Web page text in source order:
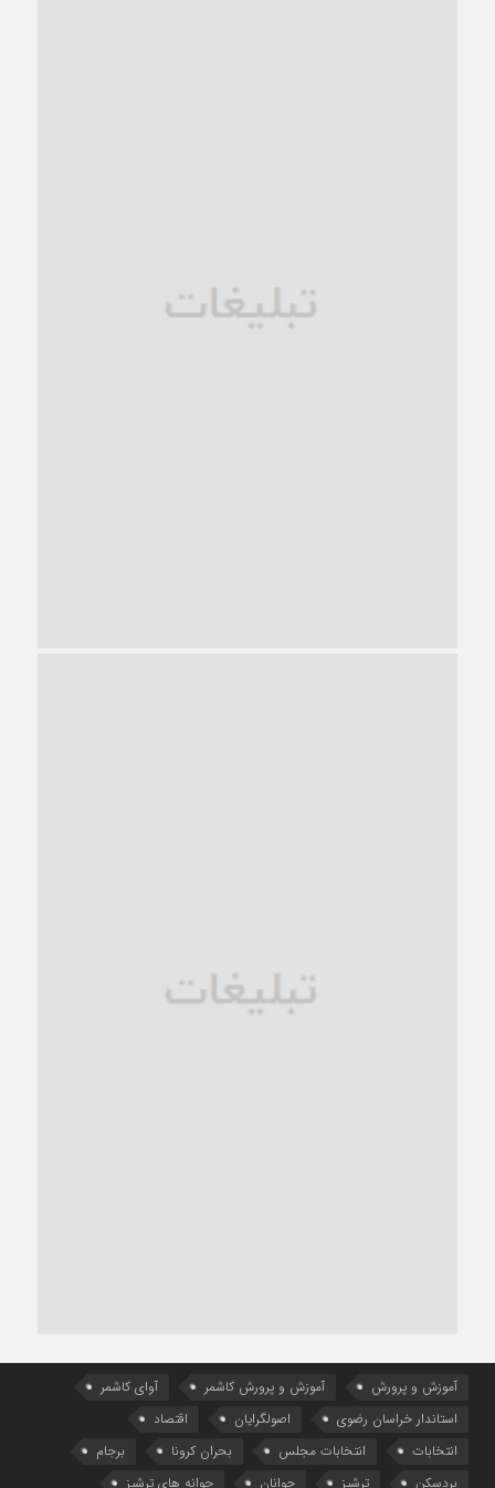
آموزش و پرورش آموزش و پرورش کاشمر
آوای کاشمر
استاندار خراسان رضوی
اصولگرایان
اقتصاد
انتخابات
انتخابات مجلس بحران کرونا
برجام
بردسکن
ترشیز جوانان جوانه های ترشیز